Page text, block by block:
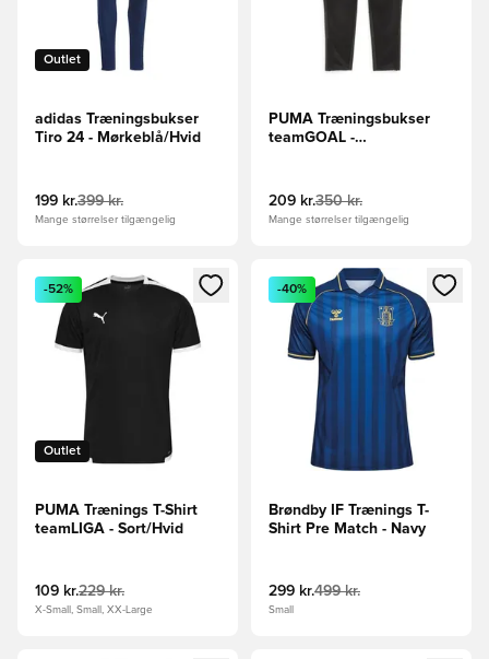
Outlet
adidas Træningsbukser
Tiro 24 - Mørkeblå/Hvid
199 kr.399 kr.
Mange størrelser tilgængelig
PUMA Træningsbukser
teamGOAL -
209 kr.350 kr.
Mange størrelser tilgængelig
Åbner en Modal til at logge ind eller tilmelde dig som
Outlet
-52%
PUMA Trænings T-Shirt
teamLIGA - Sort/Hvid
109 kr.229 kr.
X-Small, Small, XX-Large
Åbner en Modal til at logge
-40%
Brøndby IF Trænings T-
Shirt Pre Match - Navy
299 kr.499 kr.
Small